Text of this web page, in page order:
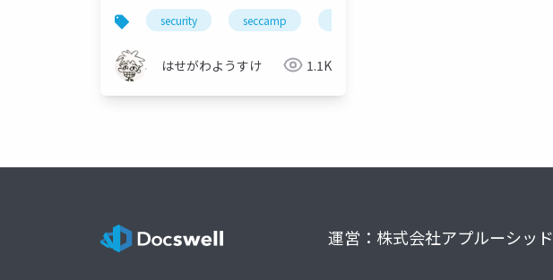
security seccamp
はせがわようすけ 1.1K
運営：株式会社アプルーシッド